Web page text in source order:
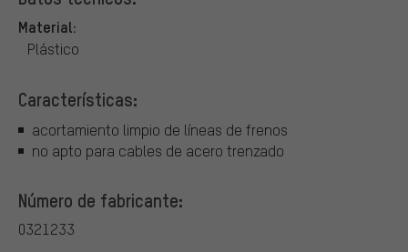
Material:
Plástico
Características:
acortamiento limpio de líneas de frenos
no apto para cables de acero trenzado
Número de fabricante:
0321233